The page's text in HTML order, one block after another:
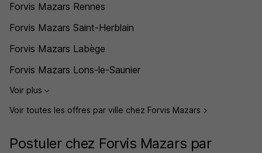
Forvis Mazars Rennes
Forvis Mazars Saint-Herblain
Forvis Mazars Labège
Forvis Mazars Lons-le-Saunier
Voir plus
Voir toutes les offres par ville chez Forvis Mazars
Postuler chez Forvis Mazars par